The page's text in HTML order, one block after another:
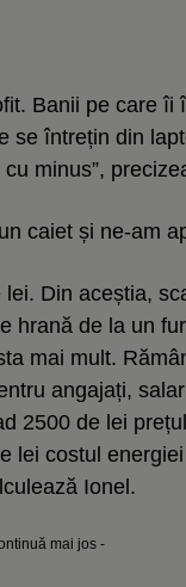
Banii pe care îi
se întrețin din
minus”,
caiet și ne-am
Din aceștia,
hrană de la un
mai mult.
angajați,
2500 de lei
lei costul
Ionel.
mai jos -